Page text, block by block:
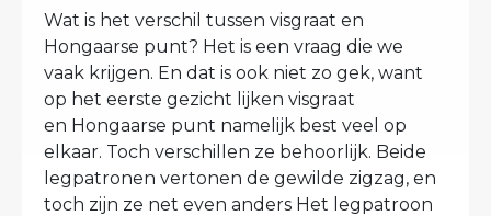
Wat is het verschil tussen visgraat en
Hongaarse punt? Het is een vraag die we
vaak krijgen. En dat is ook niet zo gek, want
op het eerste gezicht lijken visgraat
en Hongaarse punt namelijk best veel op
elkaar. Toch verschillen ze behoorlijk. Beide
legpatronen vertonen de gewilde zigzag, en
toch zijn ze net even anders Het legpatroon